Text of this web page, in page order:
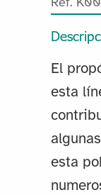
Ref.
El
esta
esta